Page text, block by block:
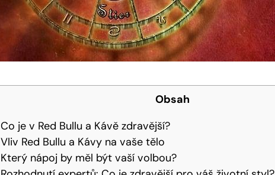
Obsah
Co je v Red Bullu a Kávě zdravější?
Vliv Red Bullu a Kávy na vaše tělo
Který nápoj by měl být vaší volbou?